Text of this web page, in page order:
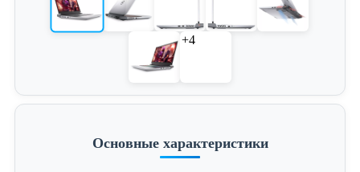
+4
Основные характеристики